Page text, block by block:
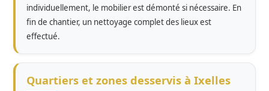
individuellement, le mobilier est démonté si nécessaire. En
fin de chantier, un nettoyage complet des lieux est
effectué.
Quartiers et zones desservis à Ixelles